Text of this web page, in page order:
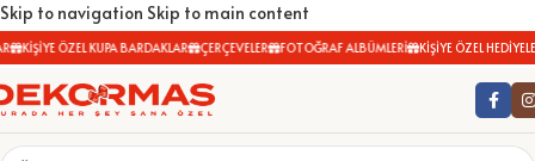
Skip to navigation Skip to main content
KİŞİYE ÖZEL KUPA BARDAKLAR ÇERÇEVELER FOTOĞRAF ALBÜMLERİ KİŞİYE ÖZEL HEDİYELER